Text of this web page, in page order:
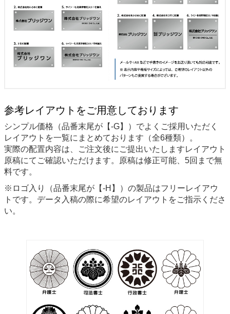
参考レイアウトをご用意しております
シンプル価格（品番末尾が【-G】）でよくご採用いただく
レイアウトを一覧にまとめております（全6種類）。
実際の配置内容は、ご注文後にご提出いたしますレイアウト
原稿にてご確認いただけます。原稿は修正可能、5回まで無
料です。
※ロゴ入り（品番末尾が【-H】）の製品はフリーレイアウ
トです。データ入稿の際に希望のレイアウトをご指示くださ
い。